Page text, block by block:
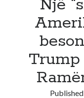
Një